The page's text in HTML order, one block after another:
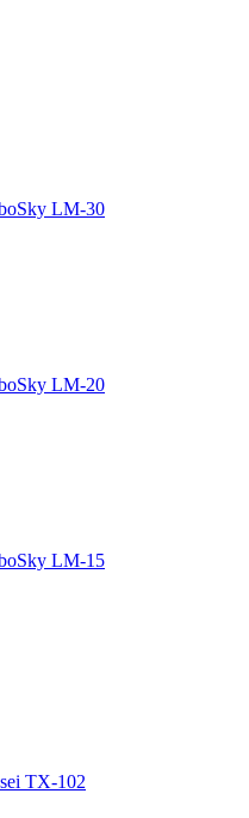
LM-30
LM-20
LM-15
TX-102